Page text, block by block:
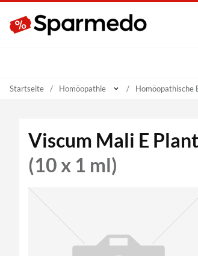
Startseite Homöopathie Homöopathische
Viscum Mali E
(10 x 1 ml)